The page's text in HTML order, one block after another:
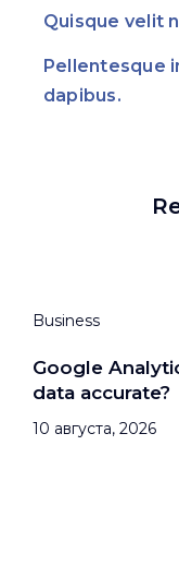
Quisque velit
Pellentesque
dapibus.
Business
Google
data accurate?
10 августа, 2026